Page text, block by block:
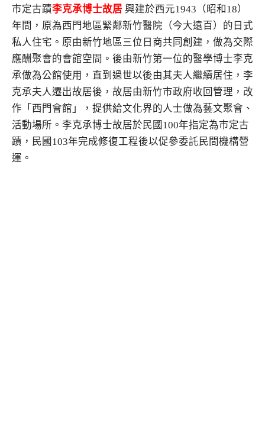
市定古蹟李克承博士故居 興建於西元1943（昭和18）
年間，原為西門地區緊鄰新竹醫院（今大遠百）的日式
私人住宅。原由新竹地區三位日商共同創建，做為交際
應酬聚會的會館空間。後由新竹第一位的醫學博士李克
承做為公館使用，直到過世以後由其夫人繼續居住，李
克承夫人遷出故居後，故居由新竹市政府收回管理，改
作「西門會館」，提供給文化界的人士做為藝文聚會、
活動場所。李克承博士故居於民國100年指定為市定古
蹟，民國103年完成修復工程後以促參委託民間機構營
運。